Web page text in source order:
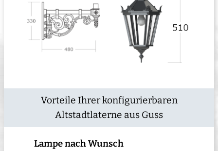
Vorteile Ihrer konfigurierbaren
Altstadtlaterne aus Guss
Lampe nach Wunsch